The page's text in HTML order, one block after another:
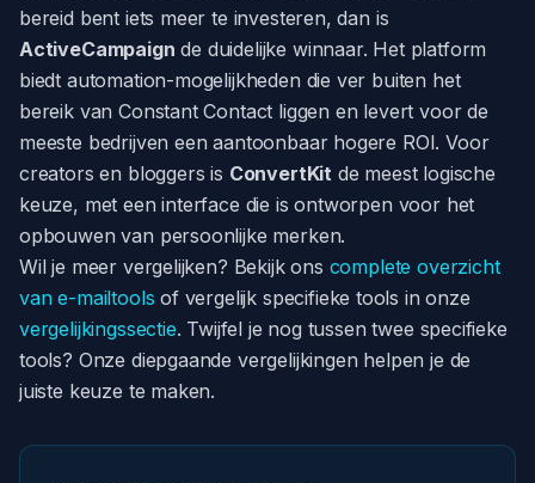
bereid bent iets meer te investeren, dan is
ActiveCampaign de duidelijke winnaar. Het platform
biedt automation-mogelijkheden die ver buiten het
bereik van Constant Contact liggen en levert voor de
meeste bedrijven een aantoonbaar hogere ROI. Voor
creators en bloggers is ConvertKit de meest logische
keuze, met een interface die is ontworpen voor het
opbouwen van persoonlijke merken.
Wil je meer vergelijken? Bekijk ons complete overzicht
van e-mailtools of vergelijk specifieke tools in onze
vergelijkingssectie. Twijfel je nog tussen twee specifieke
tools? Onze diepgaande vergelijkingen helpen je de
juiste keuze te maken.